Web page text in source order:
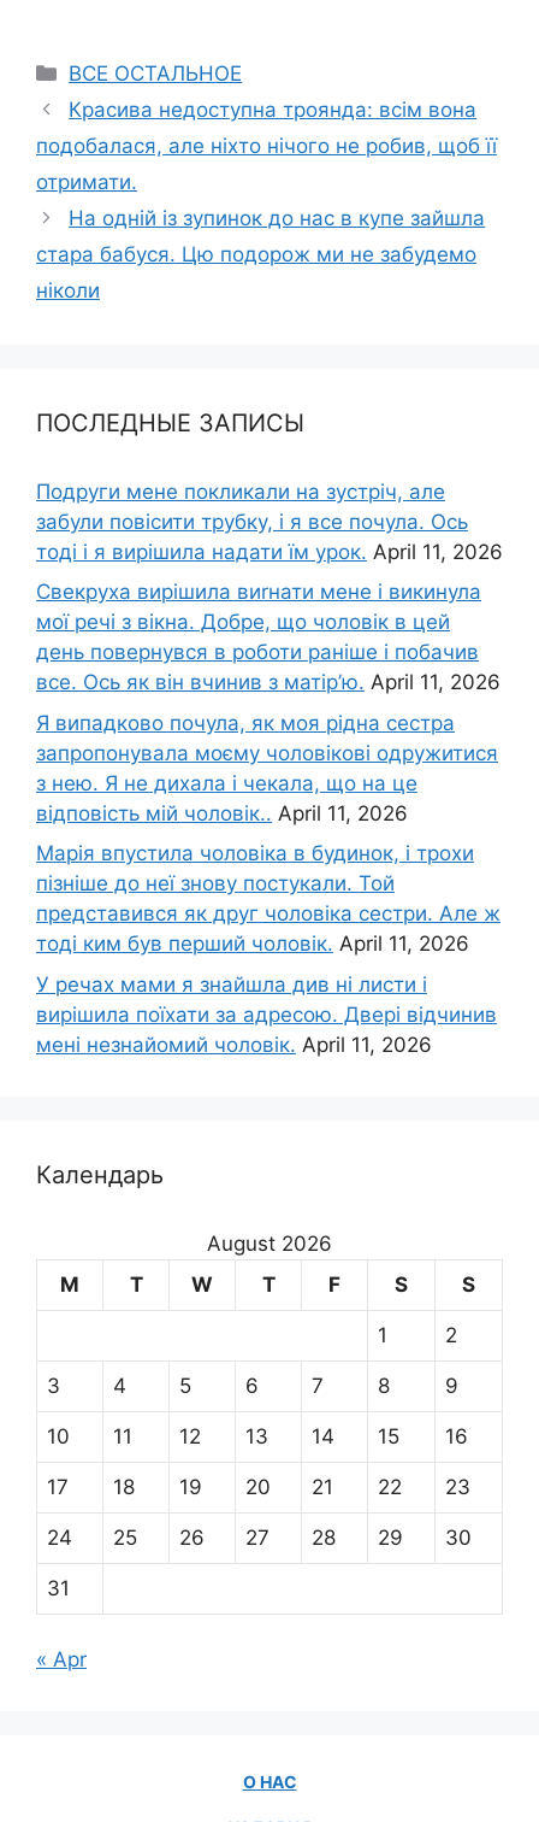
Categories
ВСЕ ОСТАЛЬНОЕ
Красива недоступна троянда: всім вона
подобалася, але ніхто нічого не робив, щоб її
отримати.
На одній із зупинок до нас в купе зайшла
стара бабуся. Цю подорож ми не забудемо
ніколи
ПОСЛЕДНЫЕ ЗАПИСЫ
Подруги мене покликали на зустріч, але
забули повісити трубку, і я все почула. Ось
тоді і я вирішила надати їм урок. April 11, 2026
Свекруха вирішила виrнати мене і викинула
мої речі з вікна. Добре, що чоловік в цей
день повернувся в роботи раніше і побачив
все. Ось як він вчинив з матір’ю. April 11, 2026
Я випадково почула, як моя рідна сестра
запропонувала моєму чоловікові одружитися
з нею. Я не дихала і чекала, що на це
відповість мій чоловік.. April 11, 2026
Марія впустила чоловіка в будинок, і трохи
пізніше до неї знову постукали. Той
представився як друг чоловіка сестри. Але ж
тоді ким був перший чоловік. April 11, 2026
У речах мами я знайшла див ні листи і
вирішила поїхати за адресою. Двері відчинив
мені незнайомий чоловік. April 11, 2026
Календарь
August 2026
M
T W T F S S
1 2
3 4 5 6 7 8 9
10 11 12 13 14 15 16
17 18 19 20 21 22 23
24 25 26 27 28 29 30
31
« Apr
О НАС